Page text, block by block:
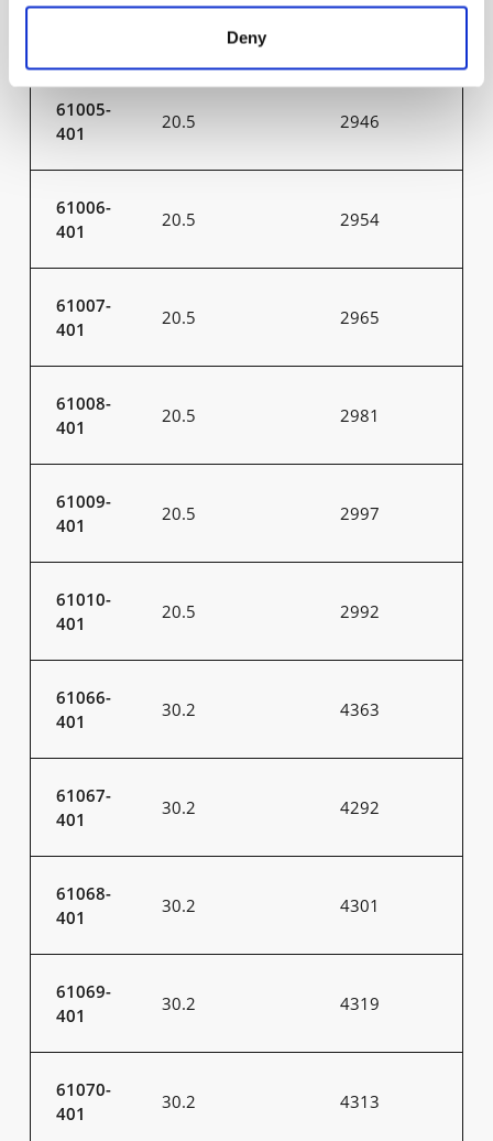
Deny
61004-
61005-
401
20.5 2946
61006-
401
20.5 2954
61007-
401
20.5 2965
61008-
401
20.5 2981
61009-
401
20.5 2997
61010-
401
20.5 2992
61066-
401
30.2 4363
61067-
401
30.2 4292
61068-
401
30.2 4301
61069-
401
30.2 4319
61070-
401
30.2 4313